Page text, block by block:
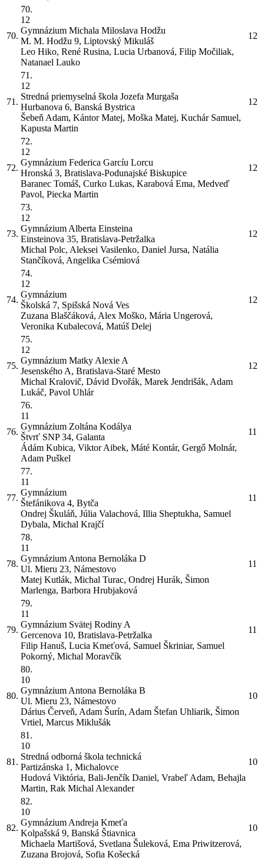
70.
70.
12
Gymnázium Michala Miloslava Hodžu
M. M. Hodžu 9, Liptovský Mikuláš
Leo Hiko, René Rusina, Lucia Urbanová, Filip Močiliak,
Natanael Lauko
12
71.
71.
12
Stredná priemyselná škola Jozefa Murgaša
Hurbanova 6, Banská Bystrica
Šebeň Adam, Kántor Matej, Moška Matej, Kuchár Samuel,
Kapusta Martin
12
72.
72.
12
Gymnázium Federica Garcíu Lorcu
Hronská 3, Bratislava-Podunajské Biskupice
Baranec Tomáš, Curko Lukas, Karabová Ema, Medveď
Pavol, Piecka Martin
12
73.
73.
12
Gymnázium Alberta Einsteina
Einsteinova 35, Bratislava-Petržalka
Michal Polc, Aleksei Vasilenko, Daniel Jursa, Natália
Stančíková, Angelika Csémiová
12
74.
74.
12
Gymnázium
Školská 7, Spišská Nová Ves
Zuzana Blaščáková, Alex Moško, Mária Ungerová,
Veronika Kubalecová, Matúš Delej
12
75.
75.
12
Gymnázium Matky Alexie A
Jesenského A, Bratislava-Staré Mesto
Michal Kralovič, Dávid Dvořák, Marek Jendrišák, Adam
Lukáč, Pavol Uhlár
12
76.
76.
11
Gymnázium Zoltána Kodálya
Štvrť SNP 34, Galanta
Ádám Kubica, Viktor Aibek, Máté Kontár, Gergő Molnár,
Adam Puškel
11
77.
77.
11
Gymnázium
Štefánikova 4, Bytča
Ondrej Škuláň, Júlia Valachová, Illia Sheptukha, Samuel
Dybala, Michal Krajčí
11
78.
78.
11
Gymnázium Antona Bernoláka D
Ul. Mieru 23, Námestovo
Matej Kutlák, Michal Turac, Ondrej Hurák, Šimon
Marlenga, Barbora Hrubjaková
11
79.
79.
11
Gymnázium Svätej Rodiny A
Gercenova 10, Bratislava-Petržalka
Filip Hanuš, Lucia Kmeťová, Samuel Škriniar, Samuel
Pokorný, Michal Moravčík
11
80.
80.
10
Gymnázium Antona Bernoláka B
Ul. Mieru 23, Námestovo
Dárius Červeň, Adam Šurín, Adam Štefan Uhliarik, Šimon
Vrtiel, Marcus Miklušák
10
81.
81.
10
Stredná odborná škola technická
Partizánska 1, Michalovce
Hudová Viktória, Bali-Jenčík Daniel, Vrabeľ Adam, Behajla
Martin, Rak Michal Alexander
10
82.
82.
10
Gymnázium Andreja Kmeťa
Kolpašská 9, Banská Štiavnica
Michaela Martišová, Svetlana Šuleková, Ema Priwitzerová,
Zuzana Brojová, Sofia Košecká
10